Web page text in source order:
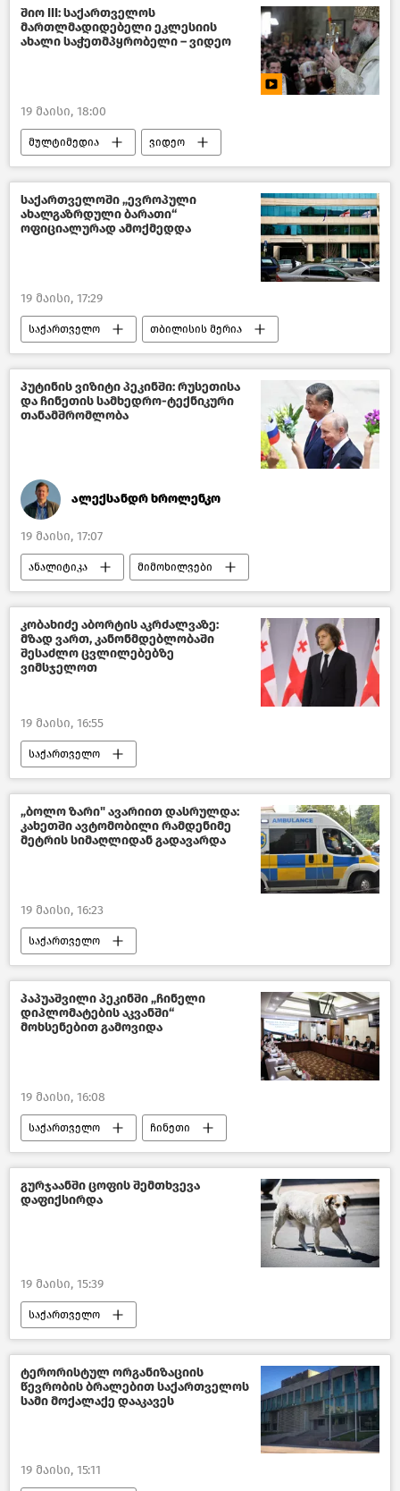
შემთხვევები საქართველოში
ახალი ამბები
შიო III: საქართველოს
მართლმადიდებელი ეკლესიის
ახალი საჭეთმპყრობელი – ვიდეო
19 მაისი, 18:00
მულტიმედია ვიდეო
სრულიად საქართველოს კათალიკოს-პატრიარქი შიო III
საქართველოში „ევროპული
ახალგაზრდული ბარათი“
ოფიციალურად ამოქმედდა
19 მაისი, 17:29
საქართველო თბილისის მერია
საზოგადოება ახალი ამბები
პუტინის ვიზიტი პეკინში: რუსეთისა
და ჩინეთის სამხედრო-ტექნიკური
თანამშრომლობა
ალექსანდრ ხროლენკო
19 მაისი, 17:07
ანალიტიკა მიმოხილვები
ვლადიმირ პუტინი
კობახიძე აბორტის აკრძალვაზე:
მზად ვართ, კანონმდებლობაში
შესაძლო ცვლილებებზე
ვიმსჯელოთ
19 მაისი, 16:55
საქართველო
საქართველოს პრემიერ–მინისტრი
ახალი ამბები
„ბოლო ზარი" ავარიით დასრულდა:
კახეთში ავტომობილი რამდენიმე
მეტრის სიმაღლიდან გადავარდა
19 მაისი, 16:23
საქართველო
შემთხვევები საქართველოში
საქართველოს რეგიონები
ახალი ამბები
პაპუაშვილი პეკინში „ჩინელი
დიპლომატების აკვანში“
მოხსენებით გამოვიდა
19 მაისი, 16:08
საქართველო ჩინეთი
პოლიტიკა საქართველოში
საქართველოს პარლამენტის თავმჯდომარე
ახალი ამბები
გურჯაანში ცოფის შემთხვევა
დაფიქსირდა
19 მაისი, 15:39
საქართველო
სურსათის ეროვნული სააგენტო
საზოგადოება ახალი ამბები
ტერორისტულ ორგანიზაციის
წევრობის ბრალებით საქართველოს
სამი მოქალაქე დააკავეს
19 მაისი, 15:11